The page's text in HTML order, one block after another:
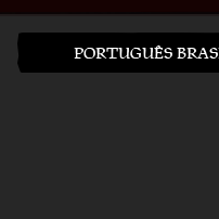
PORTUGUÊS